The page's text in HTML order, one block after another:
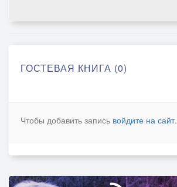
ГОСТЕВАЯ КНИГА (0)
Чтобы добавить запись войдите на сайт.